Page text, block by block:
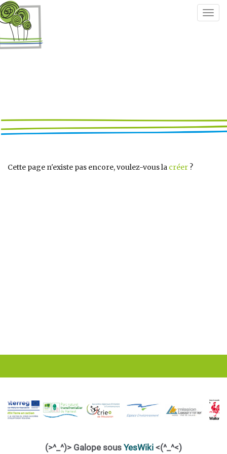
Cette page n'existe pas encore, voulez-vous la créer ?